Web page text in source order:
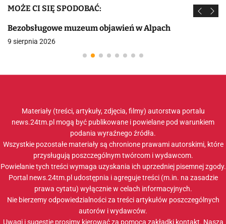
MOŻE CI SIĘ SPODOBAĆ:
Bezobsługowe muzeum objawień w Alpach
9 sierpnia 2026
Materiały (treści, artykuły, zdjęcia, filmy) autorstwa portalu
news.24tm.pl mogą być publikowane i powielane pod warunkiem
podania wyraźnego źródła.
Wszystkie pozostałe materiały są chronione prawami autorskimi, które
przysługują poszczególnym twórcom i wydawcom.
Powielanie tych treści wymaga uzyskania ich uprzedniej pisemnej zgody.
Portal news.24tm.pl udostępnia i agreguje treści (m.in. na zasadzie
prawa cytatu) wyłącznie w celach informacyjnych.
Nie bierzemy odpowiedzialności za treści artykułów poszczególnych
autorów i wydawców.
Uwagi i sugestie prosimy kierować za pomocą zakładki kontakt. Nasza